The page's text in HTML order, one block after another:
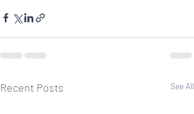
Recent Posts See All